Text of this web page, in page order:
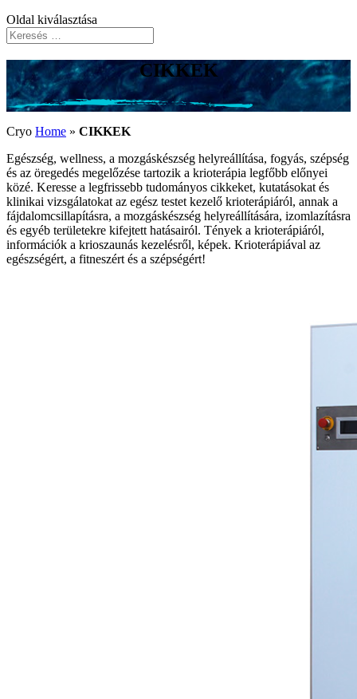
Oldal kiválasztása
CIKKEK
Cryo Home » CIKKEK
Egészség, wellness, a mozgáskészség helyreállítása, fogyás, szépség
és az öregedés megelőzése tartozik a krioterápia legfőbb előnyei
közé. Keresse a legfrissebb tudományos cikkeket, kutatásokat és
klinikai vizsgálatokat az egész testet kezelő krioterápiáról, annak a
fájdalomcsillapításra, a mozgáskészség helyreállítására, izomlazításra
és egyéb területekre kifejtett hatásairól. Tények a krioterápiáról,
információk a krioszaunás kezelésről, képek. Krioterápiával az
egészségért, a fitneszért és a szépségért!